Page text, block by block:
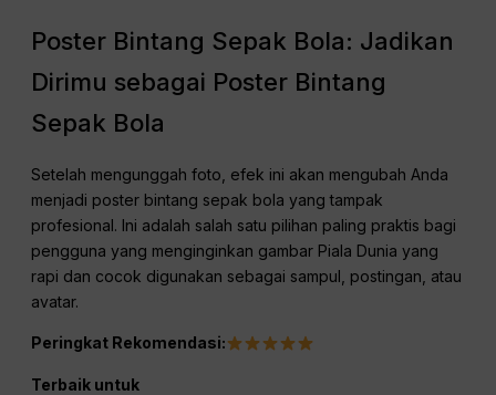
Poster Bintang Sepak Bola: Jadikan
Dirimu sebagai Poster Bintang
Sepak Bola
Setelah mengunggah foto, efek ini akan mengubah Anda
menjadi poster bintang sepak bola yang tampak
profesional. Ini adalah salah satu pilihan paling praktis bagi
pengguna yang menginginkan gambar Piala Dunia yang
rapi dan cocok digunakan sebagai sampul, postingan, atau
avatar.
Peringkat Rekomendasi:
Terbaik untuk